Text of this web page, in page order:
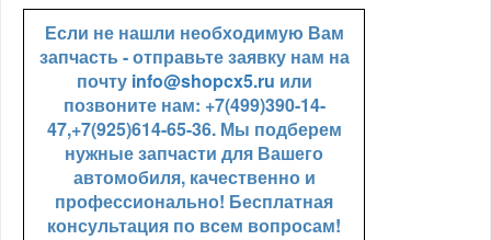
Если не нашли необходимую Вам
запчасть - отправьте заявку нам на
почту info@shopcx5.ru или
позвоните нам: +7(499)390-14-
47,+7(925)614-65-36. Мы подберем
нужные запчасти для Вашего
автомобиля, качественно и
профессионально! Бесплатная
консультация по всем вопросам!